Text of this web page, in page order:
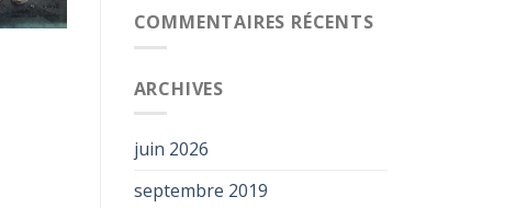
COMMENTAIRES RÉCENTS
ARCHIVES
juin 2026
septembre 2019